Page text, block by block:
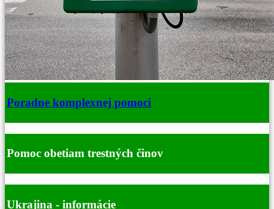
Poradne komplexnej pomoci
Pomoc obetiam trestných činov
Ukrajina - informácie